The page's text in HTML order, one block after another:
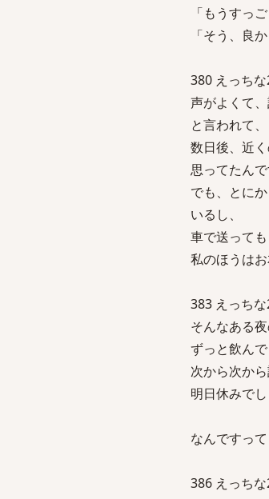
「もうすっ
「そう、良か
380 えっち
声がよくて
と言われて
数日後、近
思ってたん
でも、とに
いるし、
車で送って
私のほうは
383 えっち
そんなある
ずっと飲ん
次から次か
明日休みで
なんですっ
386 えっち